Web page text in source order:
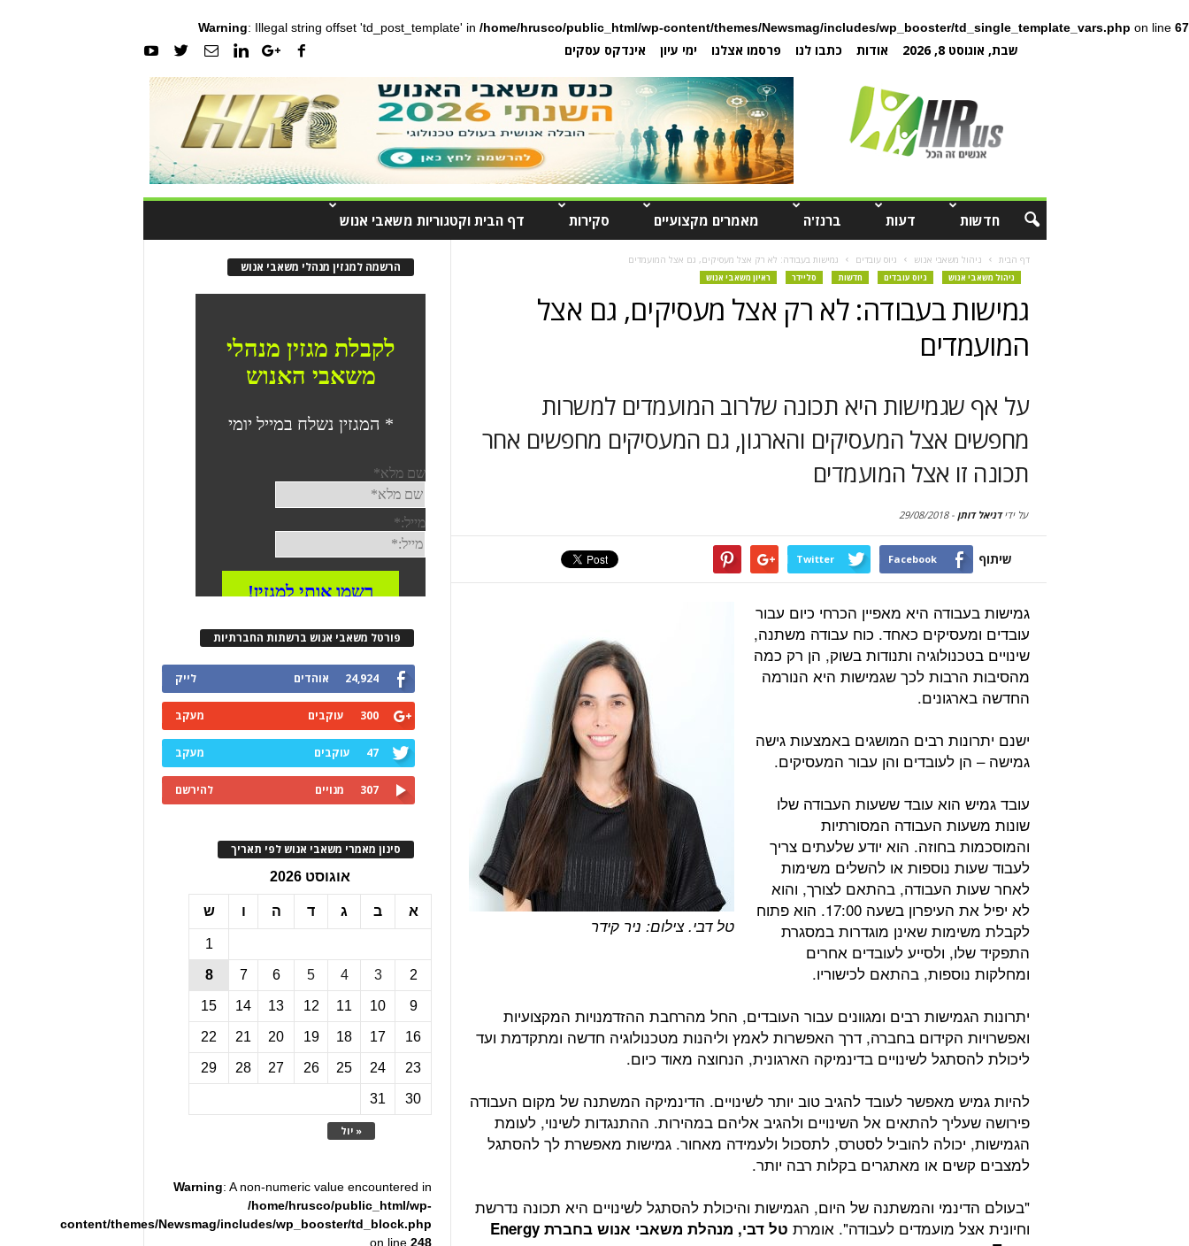
Warning: Illegal string offset 'td_post_template' in /home/hrusco/public_html/wp-content/themes/Newsmag/includes/wp_booster/td_single_template_vars.php on line 67
שבת, אוגוסט 8, 2026 אודות כתבו לנו פרסמו אצלנו ימי עיון אינדקס עסקים
חדשות דעות ברנז'ה מאמרים מקצועיים סקירות דף הבית וקטגוריות משאבי אנוש
דף הבית ניהול משאבי אנוש גיוס עובדים גמישות בעבודה: לא רק אצל מעסיקים, גם אצל המועמדים
ניהול משאבי אנוש גיוס עובדים חדשות סליידר ראיון משאבי אנוש
גמישות בעבודה: לא רק אצל מעסיקים, גם אצל
המועמדים
על אף שגמישות היא תכונה שלרוב המועמדים למשרות
מחפשים אצל המעסיקים והארגון, גם המעסיקים מחפשים אחר
תכונה זו אצל המועמדים
על ידידניאל דותן -
29/08/2018
שיתוף Facebook
Twitter
טל דבי. צילום: ניר קידר
גמישות בעבודה היא מאפיין הכרחי כיום עבור
עובדים ומעסיקים כאחד. כוח עבודה משתנה,
שינויים בטכנולוגיה ותנודות בשוק, הן רק כמה
מהסיבות הרבות לכך שגמישות היא הנורמה
החדשה בארגונים.
ישנם יתרונות רבים המושגים באמצעות גישה
גמישה – הן לעובדים והן עבור המעסיקים.
עובד גמיש הוא עובד ששעות העבודה שלו
שונות משעות העבודה המסורתיות
והמוסכמות בחוזה. הוא יודע שלעתים צריך
לעבוד שעות נוספות או להשלים משימות
לאחר שעות העבודה, בהתאם לצורך, והוא
לא יפיל את העיפרון בשעה 17:00. הוא פתוח
לקבלת משימות שאינן מוגדרות במסגרת
התפקיד שלו, ולסייע לעובדים אחרים
ומחלקות נוספות, בהתאם לכישוריו.
יתרונות הגמישות רבים ומגוונים עבור העובדים, החל מהרחבת ההזדמנויות המקצועיות
ואפשרויות הקידום בחברה, דרך האפשרות לאמץ וליהנות מטכנולוגיה חדשה ומתקדמת ועד
ליכולת להסתגל לשינויים בדינמיקה הארגונית, הנחוצה מאוד כיום.
להיות גמיש מאפשר לעובד להגיב טוב יותר לשינויים. הדינמיקה המשתנה של מקום העבודה
פירושה שעליך להתאים אל השינויים ולהגיב אליהם במהירות. ההתנגדות לשינוי, לעומת
הגמישות, יכולה להוביל לסטרס, לתסכול ולעמידה מאחור. גמישות מאפשרת לך להסתגל
למצבים קשים או מאתגרים בקלות רבה יותר.
"בעולם הדינמי והמשתנה של היום, הגמישות והיכולת להסתגל לשינויים היא תכונה נדרשת
וחיונית אצל מועמדים לעבודה". אומרת
טל דבי, מנהלת משאבי אנוש בחברת Energy
הרשמה למגזין מנהלי משאבי אנוש
פורטל משאבי אנוש ברשתות החברתיות
24,924 אוהדים לייק
300 עוקבים מעקב
47 עוקבים מעקב
307 מנויים להירשם
סינון מאמרי משאבי אנוש לפי תאריך
אוגוסט 2026
א ב ג ד ה ו ש
« יול
1
2
3
4
5
6
7
8
9
10
11
12
13
14
15
16
17
18
19
20
21
22
23
24
25
26
27
28
29
30
31
Warning: A non-numeric value encountered in
/home/hrusco/public_html/wp-
content/themes/Newsmag/includes/wp_booster/td_block.php
on line248